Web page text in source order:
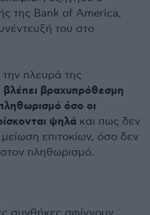
της Bank of America,
του στο
πλευρά της
βλέπει βραχυπρόθεσμη
όσο οι
ψηλά και πως δεν
επιτοκίων, όσο δεν
πληθωρισμό.